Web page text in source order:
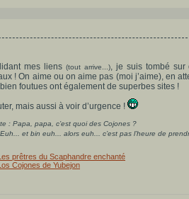
mes liens (tout arrive...), je suis tombé sur
! On aime ou on aime pas (moi j’aime), en
bien foutues ont également de superbes sites !
mais aussi à voir d’urgence !
: Papa, papa, c’est quoi des Cojones ?
et bin euh... alors euh... c’est pas l’heure de
prêtres du Scaphandre enchanté
Cojones de Yubejon